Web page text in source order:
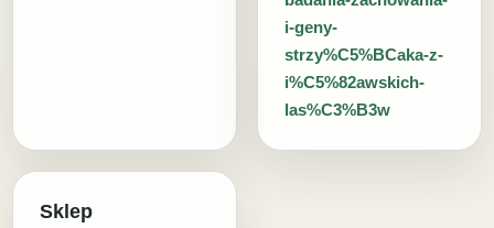
i-geny-
strzy%C5%BCaka-z-
i%C5%82awskich-
las%C3%B3w
Sklep